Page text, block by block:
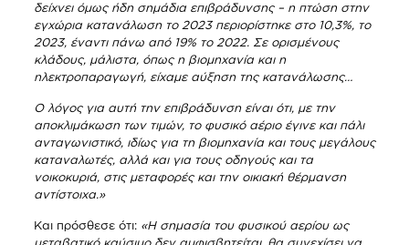
δείχνει όμως ήδη σημάδια επιβράδυνσης – η πτώση στην
εγχώρια κατανάλωση το 2023 περιορίστηκε στο 10,3%, το
2023, έναντι πάνω από 19% το 2022. Σε ορισμένους
κλάδους, μάλιστα, όπως η βιομηχανία και η
ηλεκτροπαραγωγή, είχαμε αύξηση της κατανάλωσης…
Ο λόγος για αυτή την επιβράδυνση είναι ότι, με την
αποκλιμάκωση των τιμών, το φυσικό αέριο έγινε και πάλι
ανταγωνιστικό, ιδίως για τη βιομηχανία και τους μεγάλους
καταναλωτές, αλλά και για τους οδηγούς και τα
νοικοκυριά, στις μεταφορές και την οικιακή θέρμανση
αντίστοιχα.»
Και πρόσθεσε ότι: «Η σημασία του φυσικού αερίου ως